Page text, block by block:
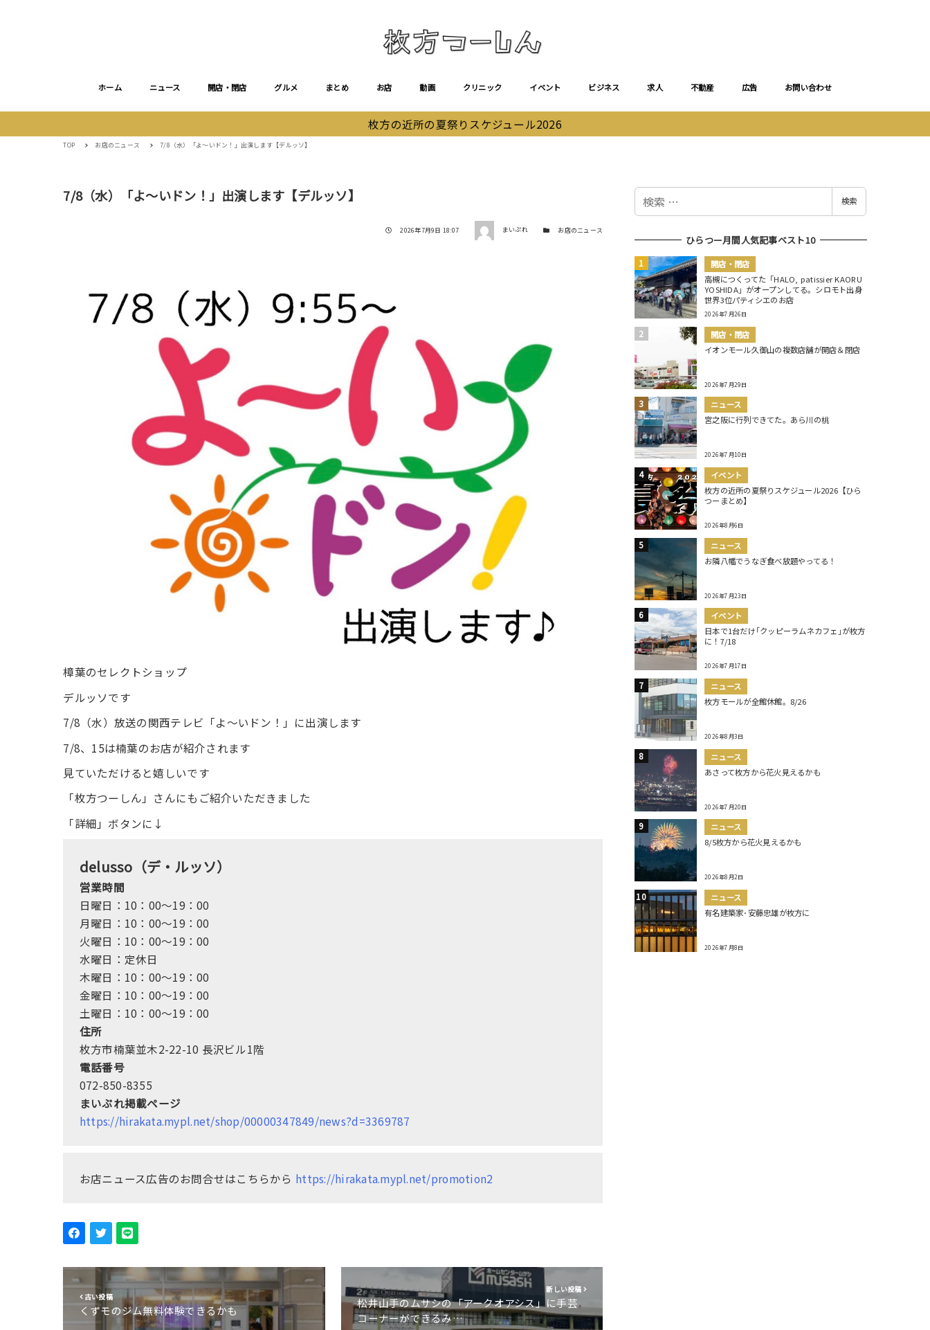
ホーム ニュース 開店・閉店 グルメ まとめ お店 動画 クリニック イベント ビジネス 求人 不動産 広告 お問い合わせ
枚方の近所の夏祭りスケジュール2026
TOP お店のニュース 7/8（水）「よ〜いドン！」出演します【デルッソ】
7/8（水）「よ〜いドン！」出演します【デルッソ】
投稿日
2026年7月9日 18:07 著者 まいぷれ カテゴリーお店のニュース
樟葉のセレクトショップ
デルッソです
7/8（水）放送の関西テレビ「よ〜いドン！」に出演します
7/8、15は楠葉のお店が紹介されます
見ていただけると嬉しいです
「枚方つーしん」さんにもご紹介いただきました
「詳細」ボタンに↓
delusso（デ・ルッソ）
営業時間
日曜日：10：00～19：00
月曜日：10：00～19：00
火曜日：10：00～19：00
水曜日：定休日
木曜日：10：00～19：00
金曜日：10：00～19：00
土曜日：10：00～19：00
住所
枚方市楠葉並木2-22-10 長沢ビル1階
電話番号
072-850-8355
まいぷれ掲載ページ
https://hirakata.mypl.net/shop/00000347849/news?d=3369787
お店ニュース広告のお問合せはこちらから https://hirakata.mypl.net/promotion2
古い投稿
くずモのジム無料体験できるかも
新しい投稿
松井山手のムサシの「アークオアシス」に手芸
コーナーができるみ…
検
検索
ひらつー月間人気記事ベスト10
開店・閉店
高槻につくってた「HALO, patissier KAORU
YOSHIDA」がオープンしてる。シロモト出身
世界3位パティシエのお店
2026年7月26日
開店・閉店
イオンモール久御山の複数店舗が開店＆閉店
2026年7月29日
ニュース
宮之阪に行列できてた。あら川の桃
2026年7月10日
イベント
枚方の近所の夏祭りスケジュール2026【ひら
つーまとめ】
2026年8月6日
ニュース
お隣八幡でうなぎ食べ放題やってる！
2026年7月23日
イベント
日本で1台だけ｢クッピーラムネカフェ｣が枚方
に！7/18
2026年7月17日
ニュース
枚方モールが全館休館。8/26
2026年8月3日
ニュース
あさって枚方から花火見えるかも
2026年7月20日
ニュース
8/5枚方から花火見えるかも
2026年8月2日
ニュース
有名建築家･安藤忠雄が枚方に
2026年7月8日